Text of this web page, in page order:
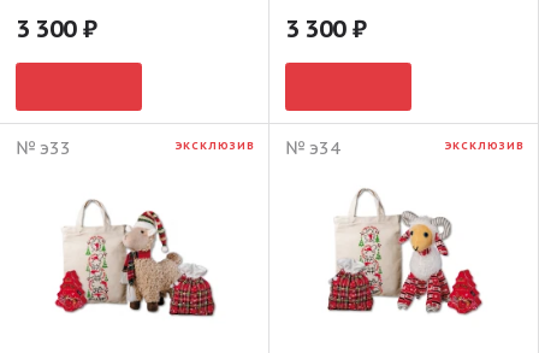
3 300 3 300
№ э33 ЭКСКЛЮЗИВ № э34 ЭКСКЛЮЗИВ